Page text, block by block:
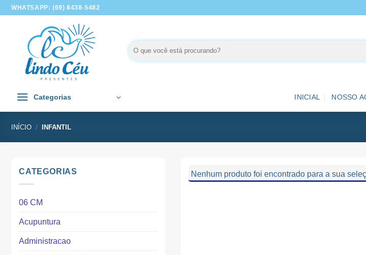
SkipWHATSAPP: (69) 8438-5482
Pesquisar
por:
Categorias INICIAL NOSSO
INÍCIO / INFANTIL
CATEGORIAS
06 CM
Acupuntura
Administracao
Nenhum produto foi encontrado para a sua